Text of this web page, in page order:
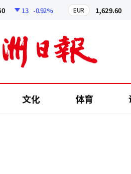
13 -0.92% EUR 1,629.60
文化 体育